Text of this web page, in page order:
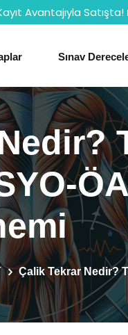
Avantajıyla Satışta!
Sınav
Çalik Tekrar Nedir?